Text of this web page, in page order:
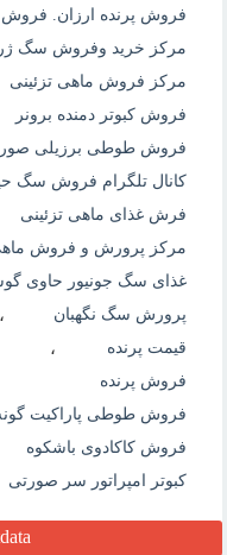
فروش پرنده ارزان. فروش
مرکز خرید وفروش سگ
مرکز فروش ماهی تزئینی
فروش کبوتر دمنده برونر
فروش طوطی برزیلی
کانال تلگرام فروش سگ
فرش غذای ماهی تزئینی
مرکز پرورش و فروش
غذای سگ جونیور حاوی
پرورش سگ نگهبان
قیمت پرنده ،
فروش پرنده
فروش طوطی پاراکیت
فروش کاکادوی باشکوه
کبوتر امپراتور سر صورتی